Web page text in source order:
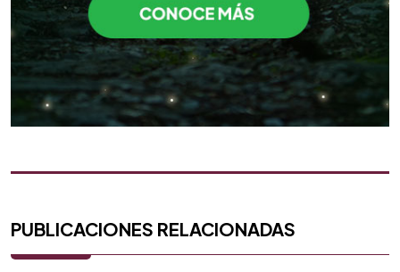
PUBLICACIONES RELACIONADAS